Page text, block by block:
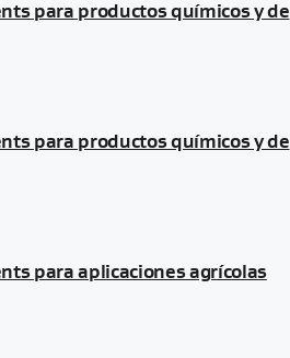
para productos químicos y de
para productos químicos y de
para aplicaciones agrícolas